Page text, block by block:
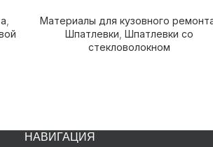
Материалы для кузовного
Шпатлевки Шпатлевки со
стекловолокном
НАВИГАЦИЯ